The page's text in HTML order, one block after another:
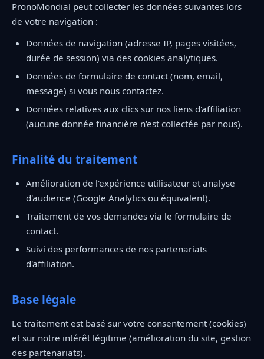
PronoMondial peut collecter les données suivantes lors
de votre navigation :
Données de navigation (adresse IP, pages visitées,
durée de session) via des cookies analytiques.
Données de formulaire de contact (nom, email,
message) si vous nous contactez.
Données relatives aux clics sur nos liens d'affiliation
(aucune donnée financière n'est collectée par nous).
Finalité du traitement
Amélioration de l'expérience utilisateur et analyse
d'audience (Google Analytics ou équivalent).
Traitement de vos demandes via le formulaire de
contact.
Suivi des performances de nos partenariats
d'affiliation.
Base légale
Le traitement est basé sur votre consentement (cookies)
et sur notre intérêt légitime (amélioration du site, gestion
des partenariats).